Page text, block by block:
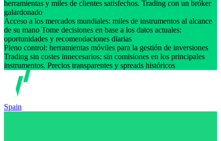
herramientas y miles de clientes satisfechos. Trading con un bróker
galardonado
Acceso a los mercados mundiales: miles de instrumentos al alcance
de su mano Tome decisiones en base a los datos actuales:
oportunidades y recomendaciones diarias
Pleno control: herramientas móviles para la gestión de inversiones
Trading sin costes innecesarios: sin comisiones en los principales
instrumentos. Precios transparentes y spreads históricos
Spain